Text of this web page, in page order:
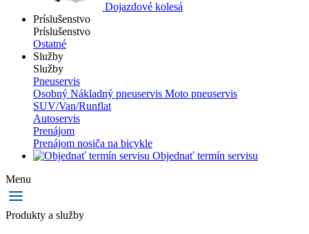
Dojazdové kolesá
Príslušenstvo
Príslušenstvo
Ostatné
Služby
Služby
Pneuservis
Osobný Nákladný pneuservis Moto pneuservis
SUV/Van/Runflat
Autoservis
Prenájom
Prenájom nosiča na bicykle
Objednať termín servisu
Menu
Produkty a služby